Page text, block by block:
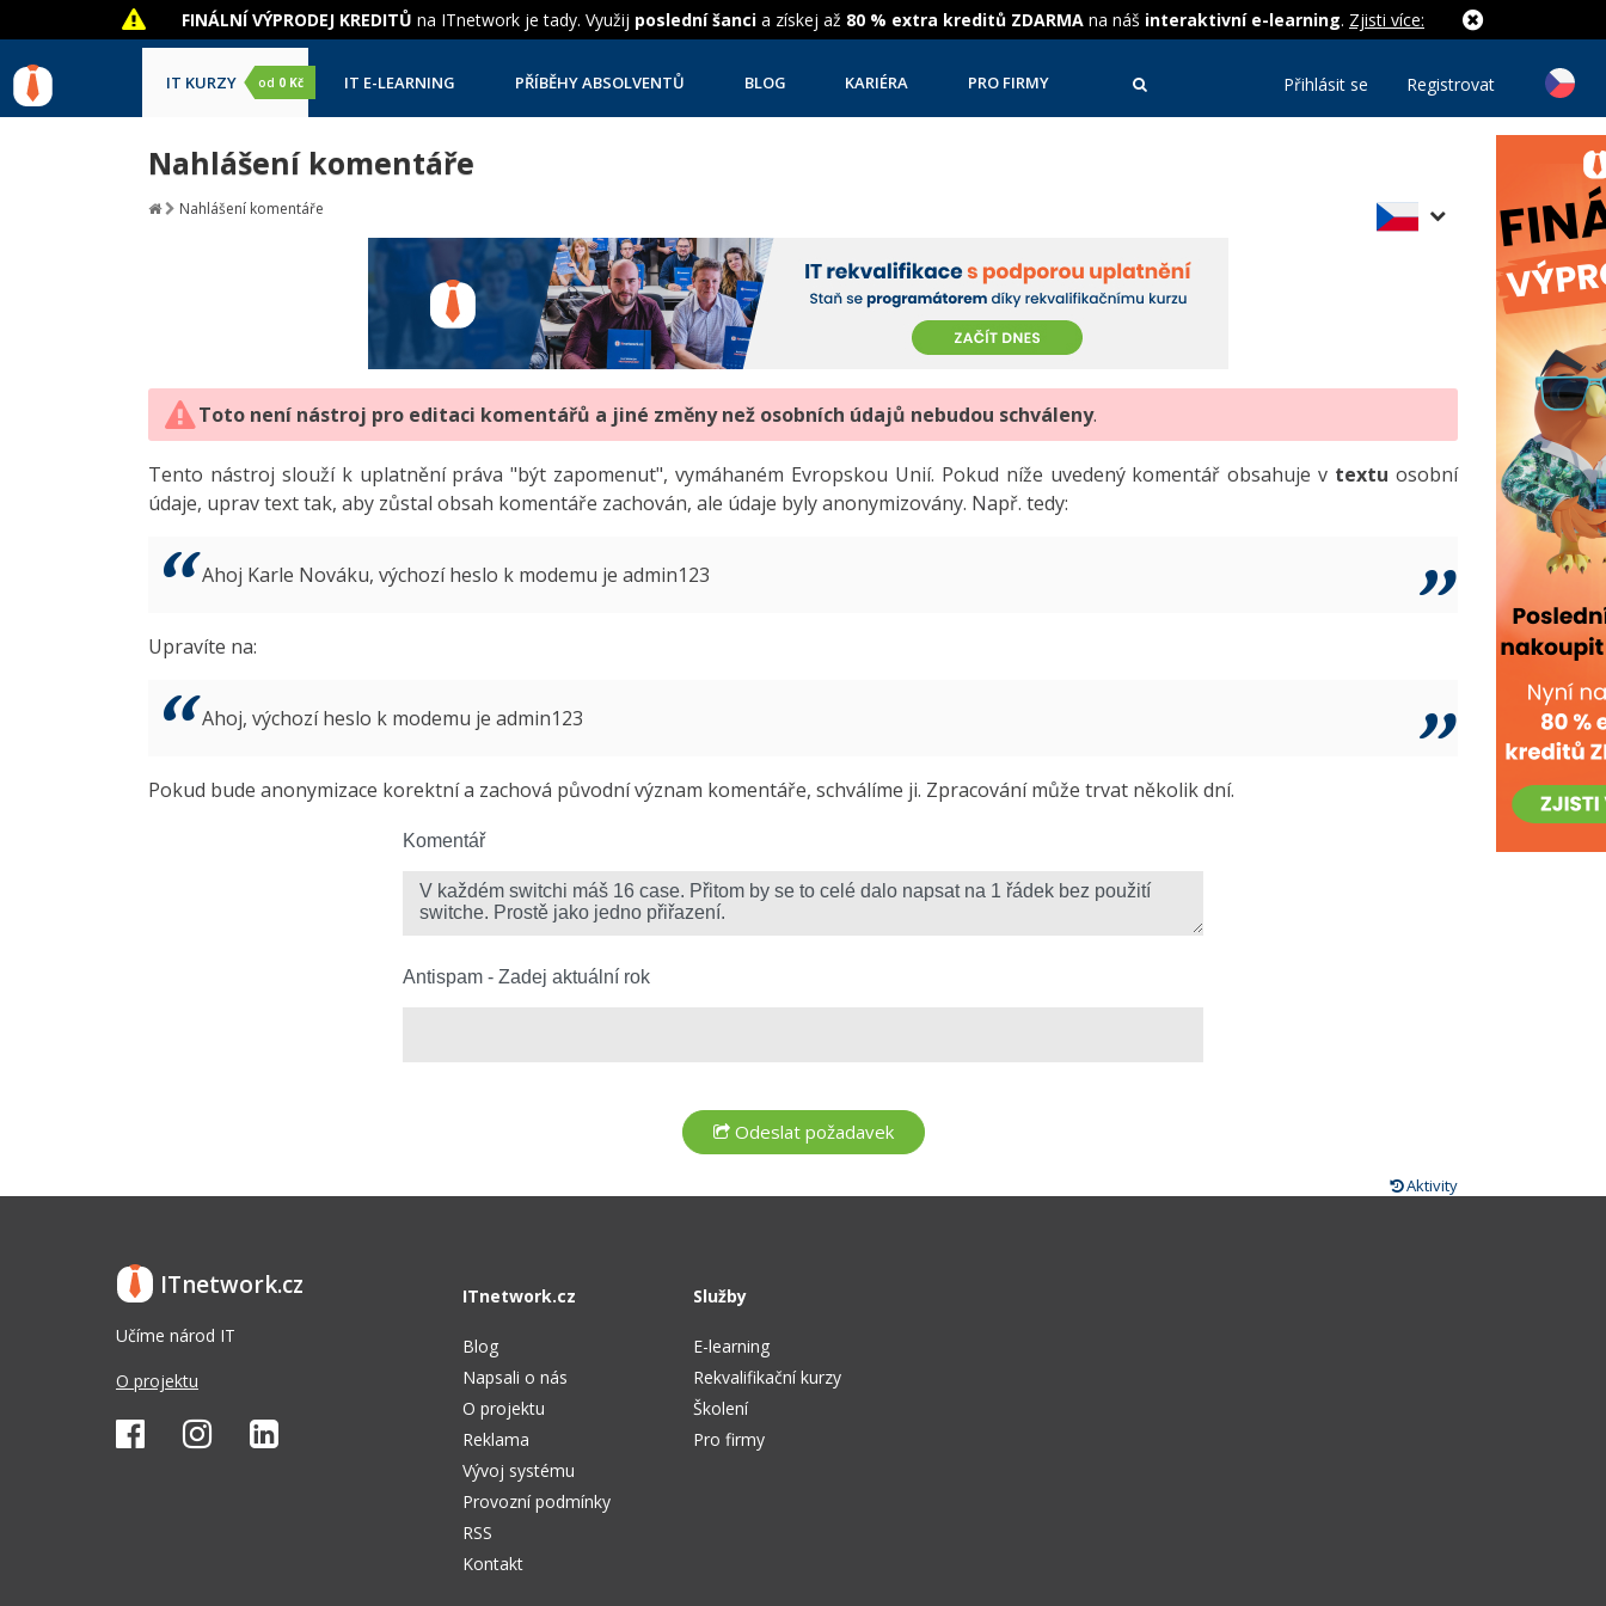
FINÁLNÍ VÝPRODEJ KREDITŮ na ITnetwork je tady. Využij poslední šanci a získej až 80 % extra kreditů ZDARMA na náš interaktivní e-learning. Zjisti více:
IT KURZY od 0 Kč IT E-LEARNING PŘÍBĚHY ABSOLVENTŮ BLOG KARIÉRA PRO FIRMY Přihlásit se Registrovat
Nahlášení komentáře
Nahlášení komentáře
Toto není nástroj pro editaci komentářů a jiné změny než osobních údajů nebudou schváleny.
Tento nástroj slouží k uplatnění práva "být zapomenut", vymáhaném Evropskou Unií. Pokud níže uvedený komentář obsahuje v textu osobní
údaje, uprav text tak, aby zůstal obsah komentáře zachován, ale údaje byly anonymizovány. Např. tedy:
Ahoj Karle Nováku, výchozí heslo k modemu je admin123
Upravíte na:
Ahoj, výchozí heslo k modemu je admin123
Pokud bude anonymizace korektní a zachová původní význam komentáře, schválíme ji. Zpracování může trvat několik dní.
Komentář
Antispam - Zadej aktuální rok
Aktivity
ITnetwork.cz
Učíme národ IT
O projektu
ITnetwork.cz
Blog
Napsali o nás
O projektu
Reklama
Vývoj systému
Provozní podmínky
RSS
Kontakt
Služby
E-learning
Rekvalifikační kurzy
Školení
Pro firmy